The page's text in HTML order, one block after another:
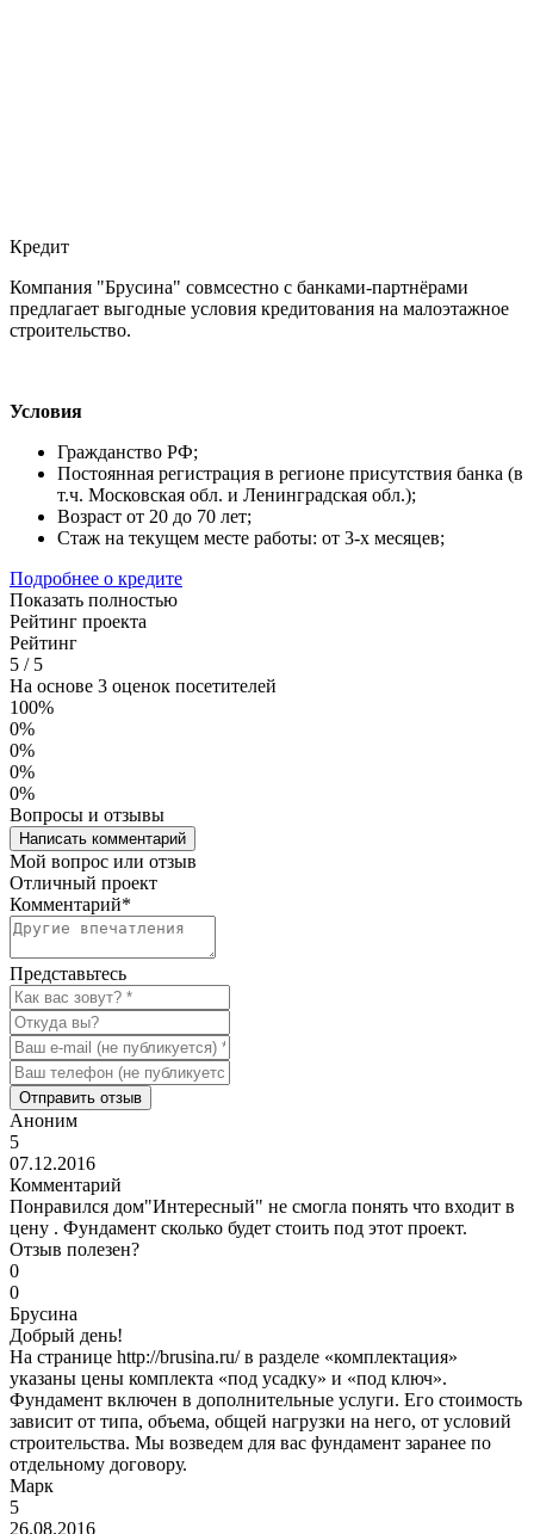
Кредит
Компания "Брусина" совмсестно с банками-партнёрами
предлагает выгодные условия кредитования на малоэтажное
строительство.
Условия
Гражданство РФ;
Постоянная регистрация в регионе присутствия банка (в
т.ч. Московская обл. и Ленинградская обл.);
Возраст от 20 до 70 лет;
Стаж на текущем месте работы: от 3-х месяцев;
Подробнее о кредите
Показать полностью
Рейтинг проекта
Рейтинг
5 /5
На основе 3 оценок посетителей
100%
0%
0%
0%
0%
Вопросы и отзывы
Написать комментарий
Мой вопрос или отзыв
Отличный проект
Комментарий*
Представьтесь
Отправить отзыв
Аноним
5
07.12.2016
Комментарий
Понравился дом"Интересный" не смогла понять что входит в
цену . Фундамент сколько будет стоить под этот проект.
Отзыв полезен?
0
0
Брусина
Добрый день!
На странице http://brusina.ru/в разделе «комплектация»
указаны цены комплекта «под усадку» и «под ключ».
Фундамент включен в дополнительные услуги. Его стоимость
зависит от типа, объема, общей нагрузки на него, от условий
строительства. Мы возведем для вас фундамент заранее по
отдельному договору.
Марк
5
26.08.2016